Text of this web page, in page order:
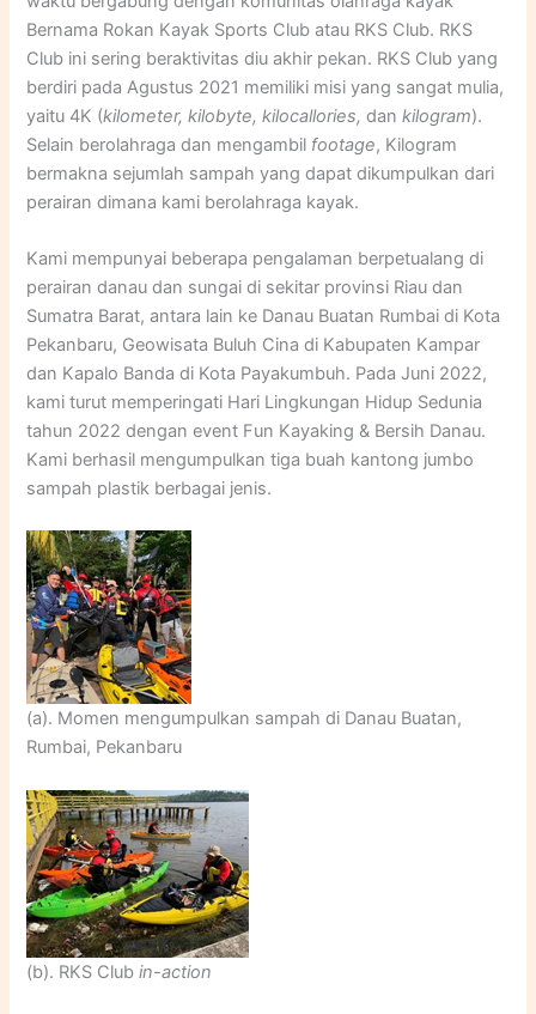
Bernama Rokan Kayak Sports Club atau RKS Club. RKS
Club ini sering beraktivitas diu akhir pekan. RKS Club yang
berdiri pada Agustus 2021 memiliki misi yang sangat mulia,
yaitu 4K (kilometer, kilobyte, kilocallories,dankilogram).
Selain berolahraga dan mengambil footage, Kilogram
bermakna sejumlah sampah yang dapat dikumpulkan dari
perairan dimana kami berolahraga kayak.
Kami mempunyai beberapa pengalaman berpetualang di
perairan danau dan sungai di sekitar provinsi Riau dan
Sumatra Barat, antara lain ke Danau Buatan Rumbai di Kota
Pekanbaru, Geowisata Buluh Cina di Kabupaten Kampar
dan Kapalo Banda di Kota Payakumbuh. Pada Juni 2022,
kami turut memperingati Hari Lingkungan Hidup Sedunia
tahun 2022 dengan event Fun Kayaking & Bersih Danau.
Kami berhasil mengumpulkan tiga buah kantong jumbo
sampah plastik berbagai jenis.
(a). Momen mengumpulkan sampah di Danau Buatan,
Rumbai, Pekanbaru
(b). RKS Clubin-action